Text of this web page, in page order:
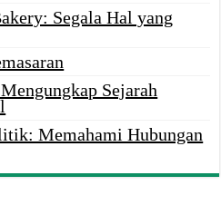
Segala Hal yang
Sejarah
Memahami Hubungan